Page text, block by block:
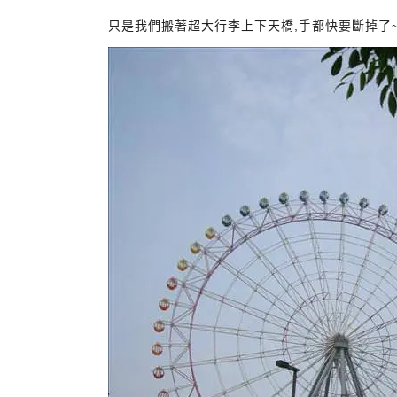
只是我們搬著超大行李上下天橋,手都快要斷掉了